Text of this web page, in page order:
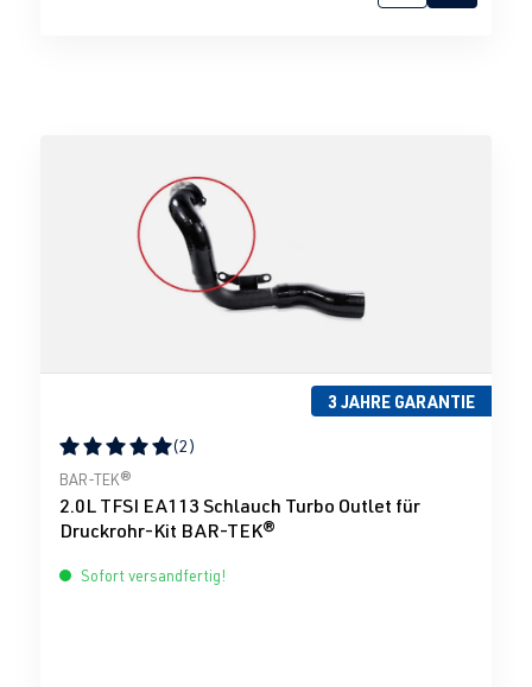
3 JAHRE GARANTIE
Durchschnittliche Bewertung von 5 von 5 Sternen
(2)
BAR-TEK®
2.0L TFSI EA113 Schlauch Turbo Outlet für
Druckrohr-Kit BAR-TEK®
Sofort versandfertig!